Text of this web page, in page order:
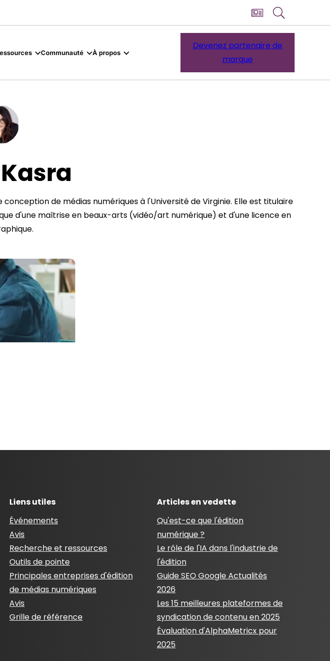
Communauté À propos
Devenez partenaire de
marque
de médias numériques à l'Université de Virginie. Elle est titulaire
d'une maîtrise en beaux-arts (vidéo/art numérique) et d'une licence en
Liens utiles
Événements
Avis
Recherche et ressources
Outils de pointe
Principales entreprises d'édition
de médias numériques
Avis
Grille de référence
Articles en vedette
Qu'est-ce que l'édition
numérique ?
Le rôle de l'IA dans l'industrie de
l'édition
Guide SEO Google Actualités
2026
Les 15 meilleures plateformes de
syndication de contenu en 2025
Évaluation d'AlphaMetricx pour
2025